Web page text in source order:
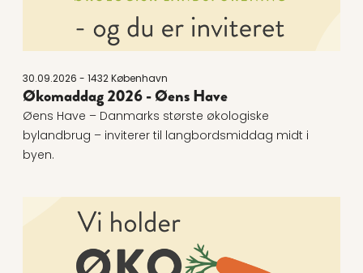
30.09.2026 - 1432 København
Økomaddag 2026 - Øens Have
Øens Have – Danmarks største økologiske
bylandbrug – inviterer til langbordsmiddag midt i
byen.